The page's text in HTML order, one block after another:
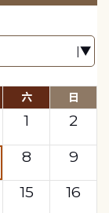
六 日
1
2
8
9
15
16